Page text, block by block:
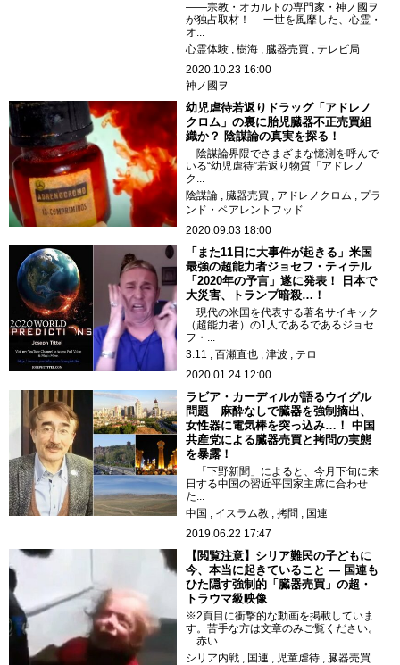
――宗教・オカルトの専門家・神ノ國ヲ
が独占取材！ 一世を風靡した、心霊・
オ...
心霊体験
樹海 臓器売買
テレビ局
2020.10.23 16:00
神ノ國ヲ
幼児虐待若返りドラッグ「アドレノ
クロム」の裏に胎児臓器不正売買組
織か？ 陰謀論の真実を探る！
陰謀論界隈でさまざまな憶測を呼んで
いる“幼児虐待”若返り物質「アドレノ
ク...
陰謀論
臓器売買 アドレノクロム
プラ
ンド・ペアレントフッド
2020.09.03 18:00
「また11日に大事件が起きる」米国
最強の超能力者ジョセフ・ティテル
「2020年の予言」遂に発表！ 日本で
大災害、トランプ暗殺…！
現代の米国を代表する著名サイキック
（超能力者）の1人であるであるジョセ
フ・...
3.11
百瀬直也 津波
テロ
2020.01.24 12:00
ラビア・カーディルが語るウイグル
問題 麻酔なしで臓器を強制摘出、
女性器に電気棒を突っ込み…！ 中国
共産党による臓器売買と拷問の実態
を暴露！
「下野新聞」によると、今月下旬に来
日する中国の習近平国家主席に合わせ
た...
中国
イスラム教 拷問
国連
2019.06.22 17:47
【閲覧注意】シリア難民の子どもに
今、本当に起きていること ― 国連も
ひた隠す強制的「臓器売買」の超・
トラウマ級映像
※2頁目に衝撃的な動画を掲載していま
す。苦手な方は文章のみご覧ください。
赤い...
シリア内戦
国連 児童虐待
臓器売買